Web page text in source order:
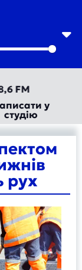
FM
у
студію
рух